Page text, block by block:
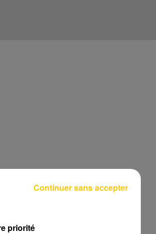
dans le
de
priorité
Continuer sans accepter